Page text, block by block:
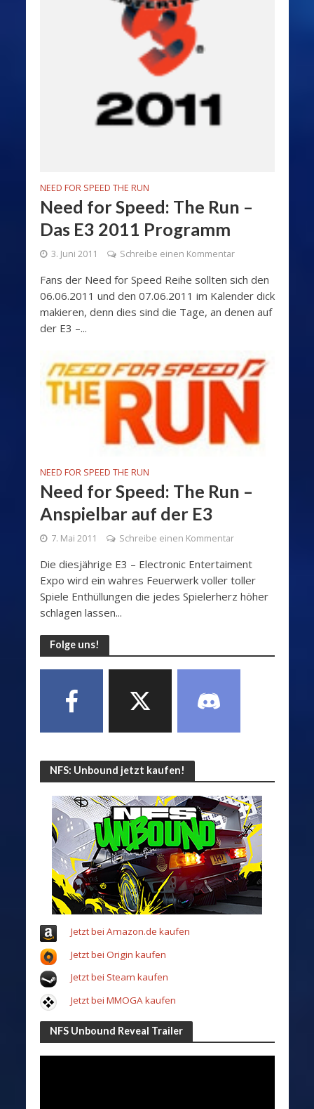
NEED FOR SPEED THE RUN
Need for Speed: The Run –
Das E3 2011 Programm
3. Juni 2011 Schreibe einen Kommentar
Fans der Need for Speed Reihe sollten sich den
06.06.2011 und den 07.06.2011 im Kalender dick
makieren, denn dies sind die Tage, an denen auf
der E3 –...
NEED FOR SPEED THE RUN
Need for Speed: The Run –
Anspielbar auf der E3
7. Mai 2011 Schreibe einen Kommentar
Die diesjährige E3 – Electronic Entertaiment
Expo wird ein wahres Feuerwerk voller toller
Spiele Enthüllungen die jedes Spielerherz höher
schlagen lassen...
Folge uns!
NFS: Unbound jetzt kaufen!
Jetzt bei Amazon.de kaufen
Jetzt bei Origin kaufen
Jetzt bei Steam kaufen
Jetzt bei MMOGA kaufen
NFS Unbound Reveal Trailer